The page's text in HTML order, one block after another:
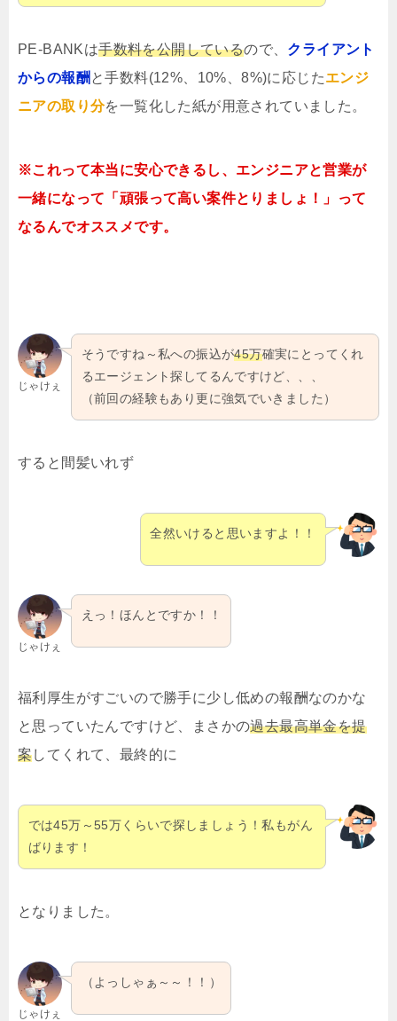
PE-BANKは手数料を公開しているので、 クライアント
からの報酬 と手数料(12%、10%、8%)に応じたエンジ
ニアの取り分を一覧化した紙が用意されていました。
※これって本当に安心できるし、エンジニアと営業が
一緒になって「頑張って高い案件とりましょ！」って
なるんでオススメです。
じゃけぇ
そうですね～私への振込が45万確実にとってくれ
るエージェント探してるんですけど、、、
（前回の経験もあり更に強気でいきました）
すると間髪いれず
全然いけると思いますよ！！
じゃけぇ
えっ！ほんとですか！！
福利厚生がすごいので勝手に少し低めの報酬なのかな
と思っていたんですけど、まさかの過去最高単金を提
案してくれて、最終的に
では45万～55万くらいで探しましょう！私もがん
ばります！
となりました。
じゃけぇ
（よっしゃぁ～～！！）